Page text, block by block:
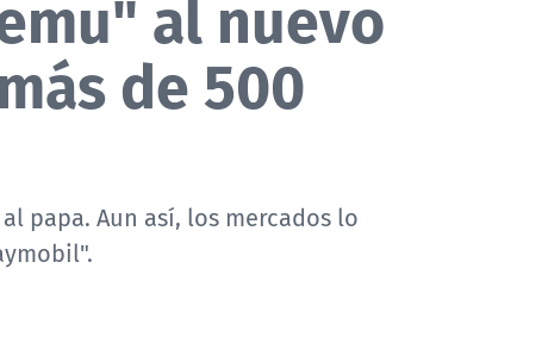
de 500
papa. Aun así, los mercados lo